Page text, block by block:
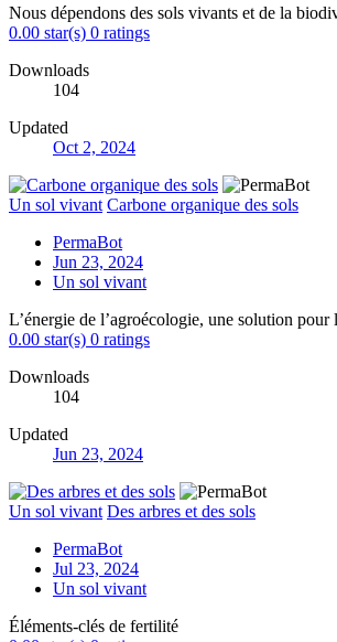
Nous dépendons des sols vivants et de la
0.00 star(s) 0 ratings
Downloads
104
Updated
Oct 2, 2024
Un sol vivant Carbone organique des sols
PermaBot
Jun 23, 2024
Un sol vivant
L’énergie de l’agroécologie, une solution pour
0.00 star(s) 0 ratings
Downloads
104
Updated
Jun 23, 2024
Un sol vivant Des arbres et des sols
PermaBot
Jul 23, 2024
Un sol vivant
Éléments-clés de fertilité